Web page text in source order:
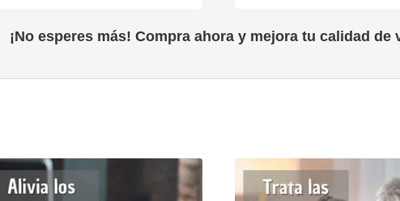
¡No esperes más! Compra ahora y mejora tu calidad de